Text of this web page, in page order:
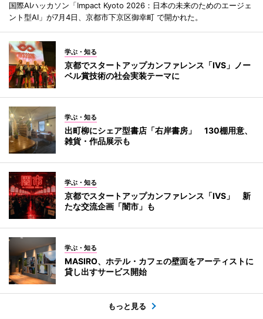
国際AIハッカソン「Impact Kyoto 2026：日本の未来のためのエージェ
ント型AI」が7月4日、京都市下京区御幸町 で開かれた。
学ぶ・知る
京都でスタートアップカンファレンス「IVS」ノー
ベル賞技術の社会実装テーマに
学ぶ・知る
出町柳にシェア型書店「右岸書房」 130棚用意、
雑貨・作品展示も
学ぶ・知る
京都でスタートアップカンファレンス「IVS」 新
たな交流企画「闇市」も
学ぶ・知る
MASIRO、ホテル・カフェの壁面をアーティストに
貸し出すサービス開始
もっと見る